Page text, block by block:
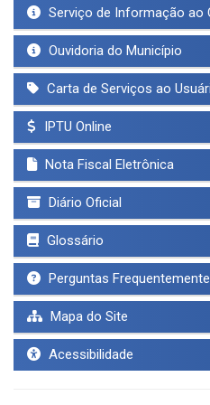
Serviço de Informação ao
Ouvidoria do Município
Carta de Serviços ao
IPTU Online
Nota Fiscal Eletrônica
Diário Oficial
Glossário
Perguntas
Mapa do Site
Acessibilidade